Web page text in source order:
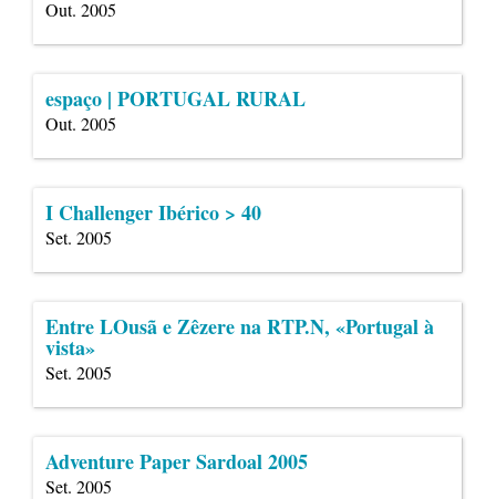
Out. 2005
espaço | PORTUGAL RURAL
Out. 2005
I Challenger Ibérico > 40
Set. 2005
Entre LOusã e Zêzere na RTP.N, «Portugal à
vista»
Set. 2005
Adventure Paper Sardoal 2005
Set. 2005